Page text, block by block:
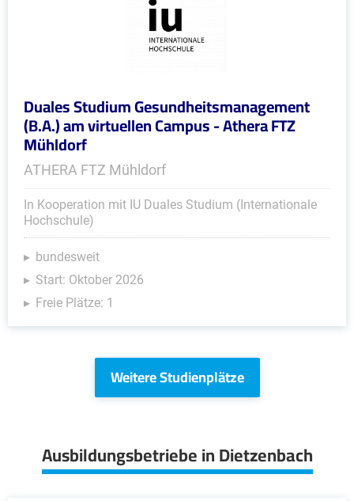
Duales Studium Gesundheitsmanagement
(B.A.) am virtuellen Campus - Athera FTZ
Mühldorf
ATHERA FTZ Mühldorf
In Kooperation mit IU Duales Studium (Internationale
Hochschule)
bundesweit
Start: Oktober 2026
Freie Plätze: 1
Weitere Studienplätze
Ausbildungsbetriebe in Dietzenbach